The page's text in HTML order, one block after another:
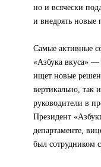
но и всячески
и внедрять новые
Самые активные
«Азбука вкуса» —
ищет новые
вертикально, так
руководители в
Президент
департаменте,
был сотрудником